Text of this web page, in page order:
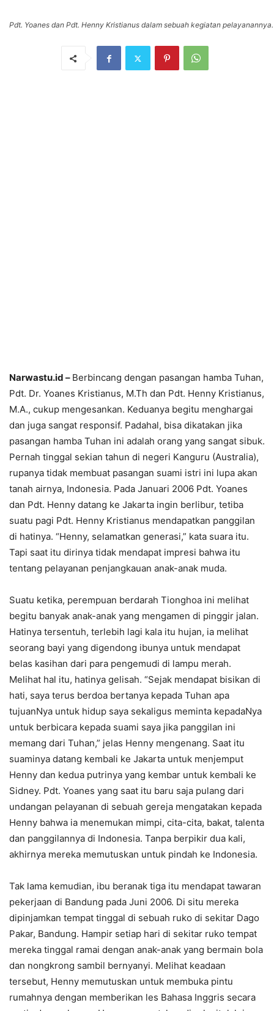
Pdt. Yoanes dan Pdt. Henny Kristianus dalam sebuah kegiatan pelayanannya.
Narwastu.id – Berbincang dengan pasangan hamba Tuhan,
Pdt. Dr. Yoanes Kristianus, M.Th dan Pdt. Henny Kristianus,
M.A., cukup mengesankan. Keduanya begitu menghargai
dan juga sangat responsif. Padahal, bisa dikatakan jika
pasangan hamba Tuhan ini adalah orang yang sangat sibuk.
Pernah tinggal sekian tahun di negeri Kanguru (Australia),
rupanya tidak membuat pasangan suami istri ini lupa akan
tanah airnya, Indonesia. Pada Januari 2006 Pdt. Yoanes
dan Pdt. Henny datang ke Jakarta ingin berlibur, tetiba
suatu pagi Pdt. Henny Kristianus mendapatkan panggilan
di hatinya. “Henny, selamatkan generasi,” kata suara itu.
Tapi saat itu dirinya tidak mendapat impresi bahwa itu
tentang pelayanan penjangkauan anak-anak muda.
Suatu ketika, perempuan berdarah Tionghoa ini melihat
begitu banyak anak-anak yang mengamen di pinggir jalan.
Hatinya tersentuh, terlebih lagi kala itu hujan, ia melihat
seorang bayi yang digendong ibunya untuk mendapat
belas kasihan dari para pengemudi di lampu merah.
Melihat hal itu, hatinya gelisah. “Sejak mendapat bisikan di
hati, saya terus berdoa bertanya kepada Tuhan apa
tujuanNya untuk hidup saya sekaligus meminta kepadaNya
untuk berbicara kepada suami saya jika panggilan ini
memang dari Tuhan,” jelas Henny mengenang. Saat itu
suaminya datang kembali ke Jakarta untuk menjemput
Henny dan kedua putrinya yang kembar untuk kembali ke
Sidney. Pdt. Yoanes yang saat itu baru saja pulang dari
undangan pelayanan di sebuah gereja mengatakan kepada
Henny bahwa ia menemukan mimpi, cita-cita, bakat, talenta
dan panggilannya di Indonesia. Tanpa berpikir dua kali,
akhirnya mereka memutuskan untuk pindah ke Indonesia.
Tak lama kemudian, ibu beranak tiga itu mendapat tawaran
pekerjaan di Bandung pada Juni 2006. Di situ mereka
dipinjamkan tempat tinggal di sebuah ruko di sekitar Dago
Pakar, Bandung. Hampir setiap hari di sekitar ruko tempat
mereka tinggal ramai dengan anak-anak yang bermain bola
dan nongkrong sambil bernyanyi. Melihat keadaan
tersebut, Henny memutuskan untuk membuka pintu
rumahnya dengan memberikan les Bahasa Inggris secara